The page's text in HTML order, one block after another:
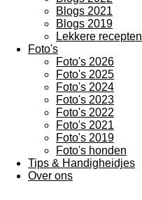
Blogs 2021
Blogs 2019
Lekkere recepten
Foto's
Foto's 2026
Foto's 2025
Foto's 2024
Foto's 2023
Foto's 2022
Foto's 2021
Foto's 2019
Foto's honden
Tips & Handigheidjes
Over ons